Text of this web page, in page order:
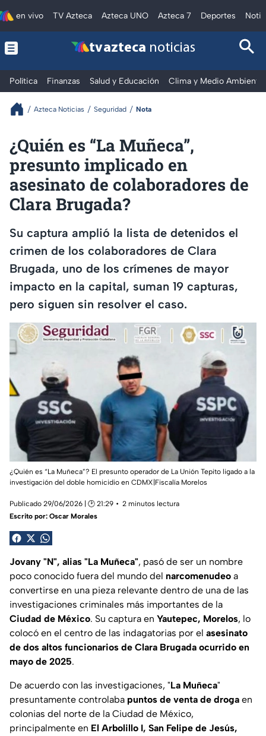
en vivo TV Azteca Azteca UNO Azteca 7 Deportes
tv azteca noticias
Política Finanzas Salud y Educación Clima y Medio Ambiente
Azteca Noticias Seguridad Nota
¿Quién es “La Muñeca”,
presunto implicado en
asesinato de colaboradores de
Clara Brugada?
Su captura amplió la lista de detenidos el
crimen de los colaboradores de Clara
Brugada, uno de los crímenes de mayor
impacto en la capital, suman 19 capturas,
pero siguen sin resolver el caso.
¿Quién es “La Muñeca”? El presunto operador de La Unión Tepito ligado a la
investigación del doble homicidio en CDMX|Fiscalía Morelos
Publicado 29/06/2026 | 🕑 21:29
2 minutos lectura
Escrito por: Oscar Morales
Jovany "N", alias "La Muñeca", pasó de ser un nombre
poco conocido fuera del mundo del narcomenudeo a
convertirse en una pieza relevante dentro de una de las
investigaciones criminales más importantes de la
Ciudad de México. Su captura en Yautepec, Morelos, lo
colocó en el centro de las indagatorias por el asesinato
de dos altos funcionarios de Clara Brugada ocurrido en
mayo de 2025.
De acuerdo con las investigaciones, "La Muñeca"
presuntamente controlaba puntos de venta de droga en
colonias del norte de la Ciudad de México,
principalmente en El Arbolillo I, San Felipe de Jesús,